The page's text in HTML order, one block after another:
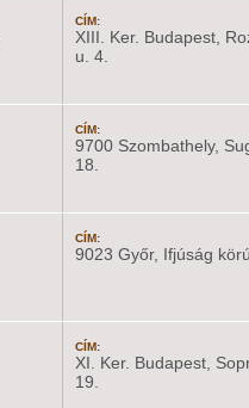
CÍM:
XIII. Ker. Budapest,
u. 4.
CÍM:
9700 Szombathely,
18.
CÍM:
9023 Győr, Ifjúság
CÍM:
XI. Ker. Budapest,
19.